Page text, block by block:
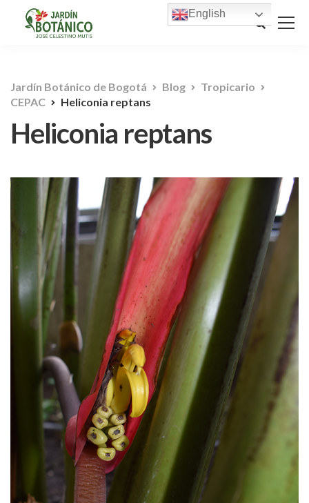
Jardín Botánico de Bogotá Blog
Tropicario
CEPAC
Heliconia reptans
Heliconia reptans
English